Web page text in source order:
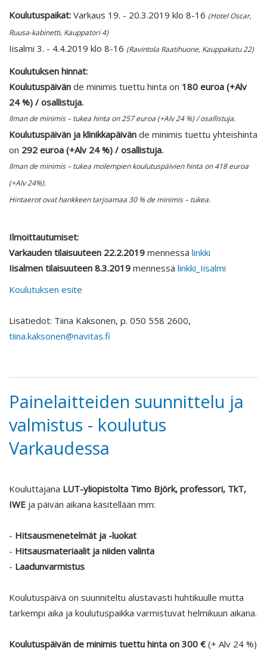
Koulutuspaikat: Varkaus 19. - 20.3.2019 klo 8-16 (Hotel Oscar,
Ruusa-kabinetti, Kauppatori 4)
Iisalmi 3. - 4.4.2019 klo 8-16 (Ravintola Raatihuone, Kauppakatu 22)
Koulutuksen hinnat:
Koulutuspäivän de minimis tuettu hinta on 180 euroa (+Alv
24 %) / osallistuja.
Ilman de minimis – tukea hinta on 257 euroa (+Alv 24 %) / osallistuja.
Koulutuspäivän ja klinikkapäivän de minimis tuettu yhteishinta
on 292 euroa (+Alv 24 %) / osallistuja.
Ilman de minimis – tukea molempien koulutuspäivien hinta on 418 euroa
(+Alv 24%).
Hintaerot ovat hankkeen tarjoamaa 30 % de minimis – tukea.
Ilmoittautumiset:
Varkauden tilaisuuteen 22.2.2019 mennessä linkki
Iisalmen tilaisuuteen 8.3.2019 mennessä linkki_Iisalmi
Koulutuksen esite
Lisätiedot: Tiina Kaksonen, p. 050 558 2600,
tiina.kaksonen@navitas.fi
Painelaitteiden suunnittelu ja
valmistus - koulutus
Varkaudessa
Kouluttajana LUT-yliopistolta Timo Björk, professori, TkT,
IWE ja päivän aikana käsitellään mm:
- Hitsausmenetelmät ja -luokat
- Hitsausmateriaalit ja niiden valinta
- Laadunvarmistus
Koulutuspäivä on suunniteltu alustavasti huhtikuulle mutta
tarkempi aika ja koulutuspaikka varmistuvat helmikuun aikana.
Koulutuspäivän de minimis tuettu hinta on 300 €(+ Alv 24 %)